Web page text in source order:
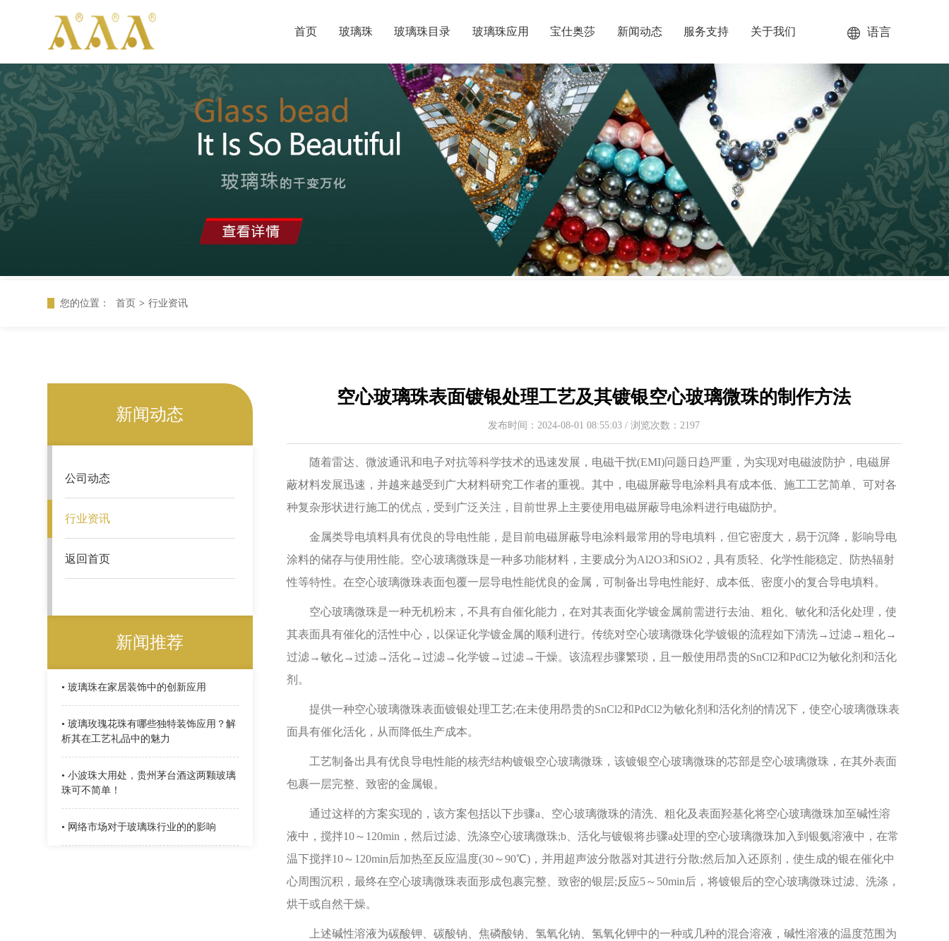
首页 玻璃珠 玻璃珠目录 玻璃珠应用 宝仕奥莎 新闻动态 服务支持 关于我们 语言
您的位置： 首页 > 行业资讯
新闻动态
公司动态
行业资讯
返回首页
新闻推荐
• 玻璃珠在家居装饰中的创新应用
• 玻璃玫瑰花珠有哪些独特装饰应用？解
析其在工艺礼品中的魅力
• 小波珠大用处，贵州茅台酒这两颗玻璃
珠可不简单！
• 网络市场对于玻璃珠行业的的影响
空心玻璃珠表面镀银处理工艺及其镀银空心玻璃微珠的制作方法
发布时间：2024-08-01 08:55:03 / 浏览次数：2197
随着雷达、微波通讯和电子对抗等科学技术的迅速发展，电磁干扰(EMI)问题日趋严重，为实现对电磁波防护，电磁屏
蔽材料发展迅速，并越来越受到广大材料研究工作者的重视。其中，电磁屏蔽导电涂料具有成本低、施工工艺简单、可对各
种复杂形状进行施工的优点，受到广泛关注，目前世界上主要使用电磁屏蔽导电涂料进行电磁防护。
金属类导电填料具有优良的导电性能，是目前电磁屏蔽导电涂料最常用的导电填料，但它密度大，易于沉降，影响导电
涂料的储存与使用性能。空心玻璃微珠是一种多功能材料，主要成分为Al2O3和SiO2，具有质轻、化学性能稳定、防热辐射
性等特性。在空心玻璃微珠表面包覆一层导电性能优良的金属，可制备出导电性能好、成本低、密度小的复合导电填料。
空心玻璃微珠是一种无机粉末，不具有自催化能力，在对其表面化学镀金属前需进行去油、粗化、敏化和活化处理，使
其表面具有催化的活性中心，以保证化学镀金属的顺利进行。传统对空心玻璃微珠化学镀银的流程如下清洗→过滤→粗化→
过滤→敏化→过滤→活化→过滤→化学镀→过滤→干燥。该流程步骤繁琐，且一般使用昂贵的SnCl2和PdCl2为敏化剂和活化
剂。
提供一种空心玻璃微珠表面镀银处理工艺;在未使用昂贵的SnCl2和PdCl2为敏化剂和活化剂的情况下，使空心玻璃微珠表
面具有催化活化，从而降低生产成本。
工艺制备出具有优良导电性能的核壳结构镀银空心玻璃微珠，该镀银空心玻璃微珠的芯部是空心玻璃微珠，在其外表面
包裹一层完整、致密的金属银。
通过这样的方案实现的，该方案包括以下步骤a、空心玻璃微珠的清洗、粗化及表面羟基化将空心玻璃微珠加至碱性溶
液中，搅拌10～120min，然后过滤、洗涤空心玻璃微珠;b、活化与镀银将步骤a处理的空心玻璃微珠加入到银氨溶液中，在常
温下搅拌10～120min后加热至反应温度(30～90℃)，并用超声波分散器对其进行分散;然后加入还原剂，使生成的银在催化中
心周围沉积，最终在空心玻璃微珠表面形成包裹完整、致密的银层;反应5～50min后，将镀银后的空心玻璃微珠过滤、洗涤，
烘干或自然干燥。
上述碱性溶液为碳酸钾、碳酸钠、焦磷酸钠、氢氧化钠、氢氧化钾中的一种或几种的混合溶液，碱性溶液的温度范围为